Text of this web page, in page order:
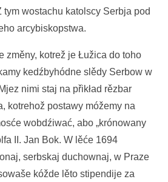
tym wostachu katolscy Serbja pod
arcybiskopstwa.
změny, kotrež je Łužica do toho
kedźbyhódne slědy Serbow w
nimi staj na přikład rězbar
kotrehož postawy móžemy na
wobdźiwać, abo „krónowany
II. Jan Bok. W lěće 1694
serbskaj duchownaj, w Praze
kóžde lěto stipendije za